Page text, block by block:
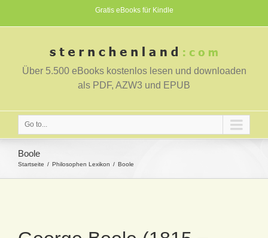
Gratis eBooks für Kindle
Über 5.500 eBooks kostenlos lesen und downloaden
als PDF, AZW3 und EPUB
Go to...
Boole
Startseite Philosophen Lexikon Boole